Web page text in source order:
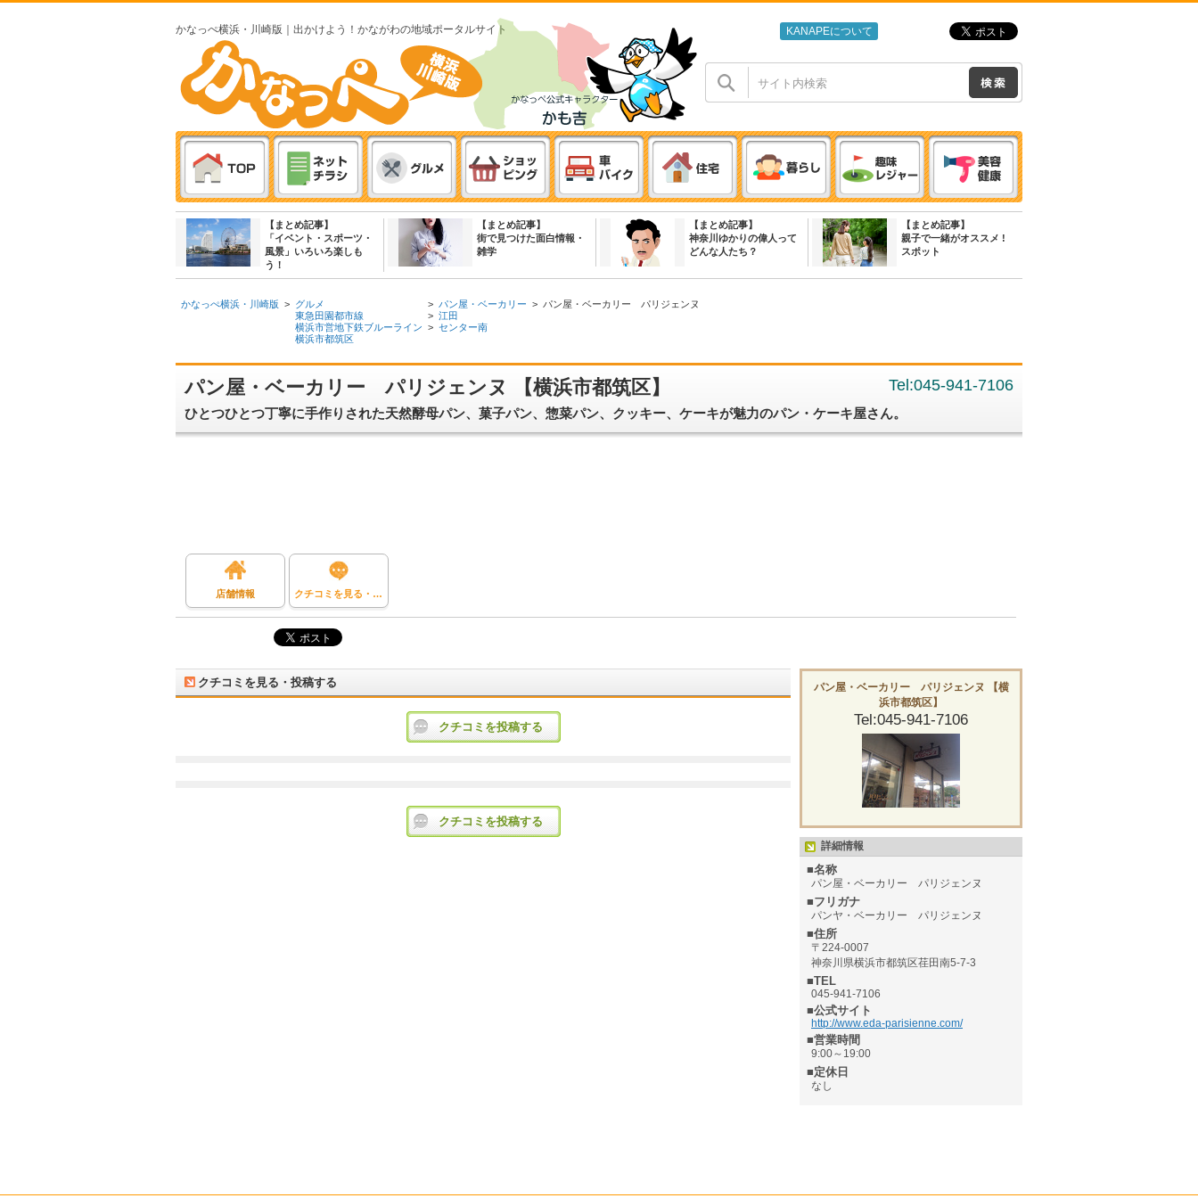
かなっぺ横浜・川崎版｜出かけよう！かながわの地域ポータルサイト KANAPEについて
【まとめ記事】
「イベント・スポーツ・
風景」いろいろ楽しも
う！
【まとめ記事】
街で見つけた面白情報・
雑学
【まとめ記事】
神奈川ゆかりの偉人って
どんな人たち？
【まとめ記事】
親子で一緒がオススメ !
スポット
かなっぺ横浜・川崎版 > グルメ
東急田園都市線
横浜市営地下鉄ブルーライン
横浜市都筑区
> パン屋・ベーカリー
> 江田
> センター南
> パン屋・ベーカリー パリジェンヌ
パン屋・ベーカリー パリジェンヌ 【横浜市都筑区】 Tel:045-941-7106
ひとつひとつ丁寧に手作りされた天然酵母パン、菓子パン、惣菜パン、クッキー、ケーキが魅力のパン・ケーキ屋さん。
店舗情報 クチコミを見る・投稿する
パン屋・ベーカリー パリジェンヌ 【横
浜市都筑区】
Tel:045-941-7106
詳細情報
■名称
パン屋・ベーカリー パリジェンヌ
■フリガナ
パンヤ・ベーカリー パリジェンヌ
■住所
〒224-0007
神奈川県横浜市都筑区荏田南5-7-3
■TEL
045-941-7106
■公式サイト
http://www.eda-parisienne.com/
■営業時間
9:00～19:00
■定休日
なし
クチコミを見る・投稿する
クチコミを投稿する
クチコミを投稿する